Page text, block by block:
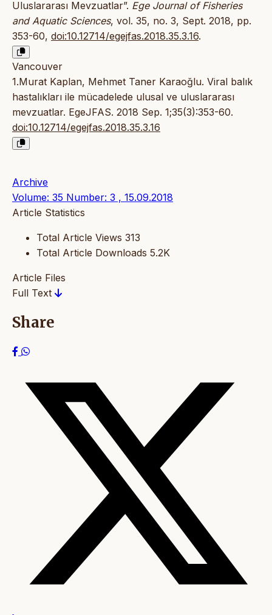
Uluslararası Mevzuatlar”. Ege Journal of Fisheries
and Aquatic Sciences, vol. 35, no. 3, Sept. 2018, pp.
353-60, doi:10.12714/egejfas.2018.35.3.16.
Vancouver
1.Murat Kaplan, Mehmet Taner Karaoğlu. Viral balık
hastalıkları ile mücadelede ulusal ve uluslararası
mevzuatlar. EgeJFAS. 2018 Sep. 1;35(3):353-60.
doi:10.12714/egejfas.2018.35.3.16
Archive
Volume: 35 Number: 3 , 15.09.2018
Article Statistics
Total Article Views 313
Total Article Downloads 5.2K
Article Files
Full Text
Share